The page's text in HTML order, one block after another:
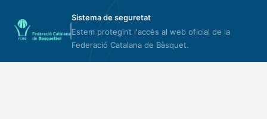
Sistema de seguretat
Estem protegint l'accés al web oficial de la
Federació Catalana de Bàsquet.